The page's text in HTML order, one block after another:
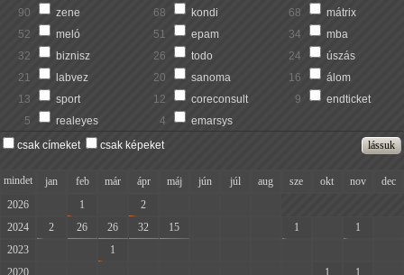
90
zene 68 kondi 68
mátrix
52
meló 51 epam 34
mba
32
biznisz 26 todo 24
úszás
21
labvez 20 sanoma 16
álom
13
sport 12 coreconsult 9
endticket
5
realeyes 4
emarsys
csak címeket
csak képeket
mindet jan feb már ápr máj jún júl aug sze okt nov
dec
2026
1 2
2024
2 26 26 32 15 1 1
2023
1
2020
1 1